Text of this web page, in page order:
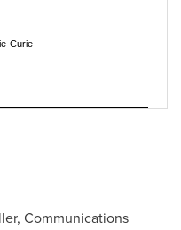
Curie
Communications